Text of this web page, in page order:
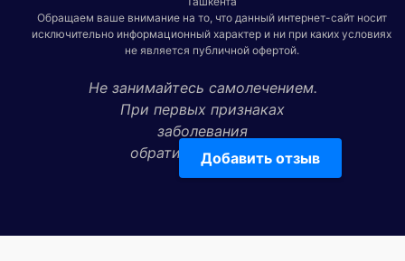
Добавить отзыв
Обращаем ваше внимание на то, что данный интернет-сайт носит
исключительно информационный характер и ни при каких условиях
не является публичной офертой.
Не занимайтесь самолечением.
При первых признаках
заболевания
обратитесь к врачу!